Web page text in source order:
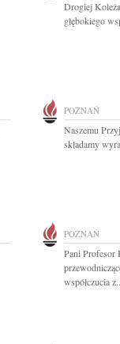
Drogiej
głębokiego
POZNAŃ
Naszemu
składamy
POZNAŃ
Pani Profesor
współczucia